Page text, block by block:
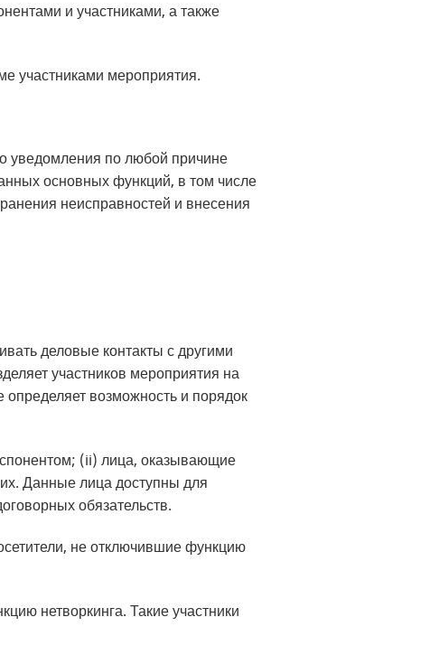
и участниками, а также
участниками мероприятия.
уведомления по любой причине
основных функций, в том числе
неисправностей и внесения
деловые контакты с другими
участников мероприятия на
определяет возможность и порядок
(ii) лица, оказывающие
Данные лица доступны для
обязательств.
не отключившие функцию
нетворкинга. Такие участники